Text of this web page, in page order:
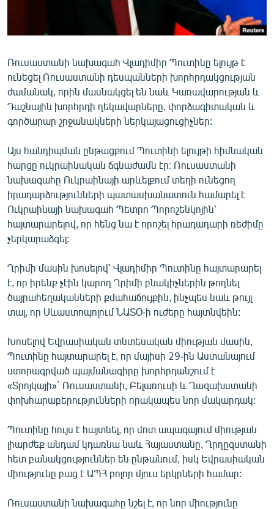
ԱՐԽԻՎ
ՏԵՍԱՆՅՈՒԹԵՐ
ԲԱՆԱՎԵՃ
ՁԳՏԵԼՈՎ ԼԱՎԱԳՈՒՅՆԻՆ
ՓՈԴՔԱՍԹ
Հայերեն
English
Русский
«Ազատության» բոլոր կայքերը
Ռուսաստանի նախագահ Վլադիմիր Պուտինը ելույթ է
ունեցել Ռուսաստանի դեսպանների խորհրդակցության
ժամանակ, որին մասնակցել են նաև Կառավարության և
Դաշնային խորհրդի ղեկավարները, փորձագիտական և
գործարար շրջանակների ներկայացուցիչներ:
Այս հանդիպման ընթացքում Պուտինի ելույթի հիմնական
հարցը ուկրաինական ճգնաժամն էր։ Ռուսաստանի
նախագահը Ուկրաինայի արևելքում տեղի ունեցող
իրադարձությունների պատասխանատուն համարել է
Ուկրաինայի նախագահ Պետրո Պորոշենկոյին՝
հայտարարելով, որ հենց նա է որոշել հրադադարի ռեժիմը
չերկարաձգել:
Ղրիմի մասին խոսելով՝ Վլադիմիր Պուտինը հայտարարել
է, որ իրենք չէին կարող Ղրիմի բնակիչներին թողնել
ծայրահեղականների քմահաճույքին, ինչպես նաև թույլ
տալ, որ Սևաստոպոլում ՆԱՏՕ-ի ուժերը հայտնվեին:
Խոսելով Եվրասիական տնտեսական միության մասին,
Պուտինը հայտարարել է, որ մայիսի 29-ին Աստանայում
ստորագրված պայմանագիրը խորհրդանշում է
«Տրոյկայի»` Ռուսաստանի, Բելառուսի և Ղազախստանի
փոխհարաբերությունների որակապես նոր մակարդակ:
Պուտինը հույս է հայտնել, որ մոտ ապագայում միության
լիարժեք անդամ կդառնա նաև Հայաստանը, Ղրղըզստանի
հետ բանակցություններ են ընթանում, իսկ Եվրասիական
միությունը բաց է ԱՊՀ բոլոր մյուս երկրների համար:
Ռուսաստանի նախագահը նշել է, որ նոր միությունը